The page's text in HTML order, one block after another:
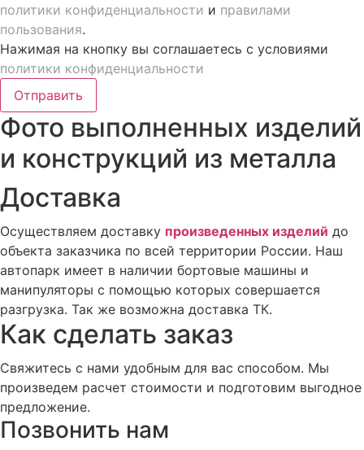
политики конфиденциальности и правилами
пользования.
Нажимая на кнопку вы соглашаетесь с условиями
политики конфиденциальности
Отправить
Фото выполненных изделий
и конструкций из металла
Доставка
Осуществляем доставку произведенных изделий до
объекта заказчика по всей территории России. Наш
автопарк имеет в наличии бортовые машины и
манипуляторы с помощью которых совершается
разгрузка. Так же возможна доставка ТК.
Как сделать заказ
Свяжитесь с нами удобным для вас способом. Мы
произведем расчет стоимости и подготовим выгодное
предложение.
Позвонить нам